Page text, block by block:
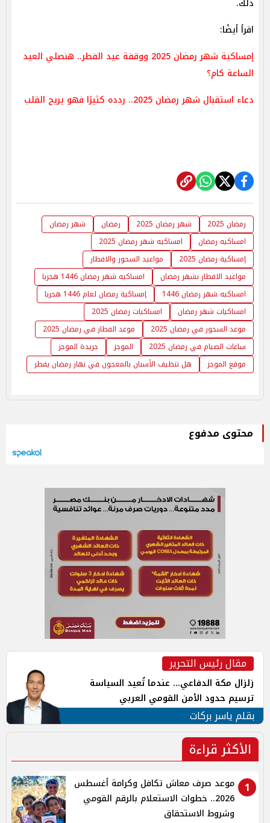
اقرأ أيضًا:
إمساكية شهر رمضان 2025 ووقفة عيد الفطر.. هنصلي العيد
الساعة كام؟
دعاء استقبال شهر رمضان 2025.. ردده كثيرًا فهو يريح القلب
رمضان 2025 شهر رمضان 2025 رمضان
شهر رمضان
امساكيه رمضان
امساكيه شهر رمضان 2025
إمساكية رمضان 2025
مواعيد السحور والافطار
مواعيد الافطار بشهر رمضان
امساكيه شهر رمضان 1446 هجريا
امساكيه شهر رمضان 1446
إمساكية رمضان لعام 1446 هجريا
امساكيات شهر رمضان
امساكيات رمضان 2025
موعد السحور في رمضان 2025
موعد الفطار في رمضان 2025
ساعات الصيام في رمضان 2025
الموجز
جريدة الموجز
موقع الموجز
هل تنظيف الأسنان بالمعجون في نهار رمضان يفطر
محتوى مدفوع
مقال رئيس التحرير
زلزال مكة الدفاعي... عندما تُعيد السياسة
ترسيم حدود الأمن القومي العربي
بقلم ياسر بركات
الأكثر قراءة
1
موعد صرف معاش تكافل وكرامة أغسطس
2026.. خطوات الاستعلام بالرقم القومي
وشروط الاستحقاق